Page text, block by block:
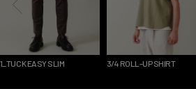
1_TUCK EASY SLIM 3/4 ROLL-UP SHIRT